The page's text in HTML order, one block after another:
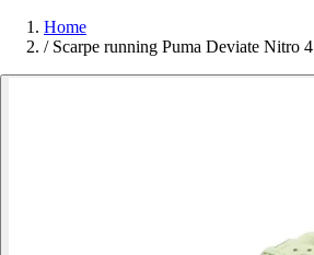
Home
/ Scarpe running Puma Deviate Nitro 4